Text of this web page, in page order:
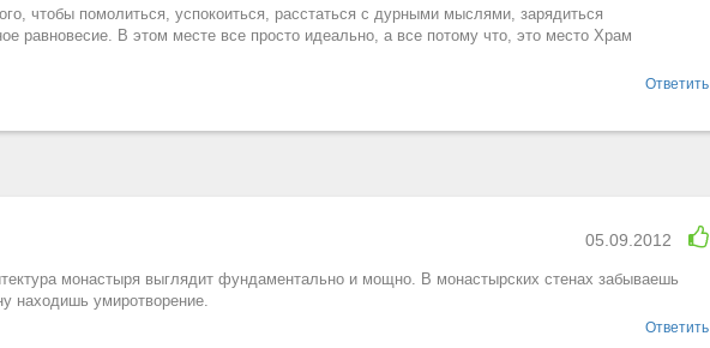
чтобы помолиться, успокоиться, расстаться с дурными мыслями, зарядиться
равновесие. В этом месте все просто идеально, а все потому что, это место Храм
Ответить
05.09.2012
монастыря выглядит фундаментально и мощно. В монастырских стенах забываешь
находишь умиротворение.
Ответить